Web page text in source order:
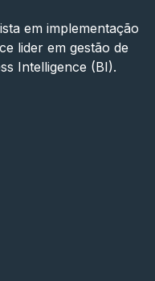
em implementação
lider em gestão de
Intelligence (BI).